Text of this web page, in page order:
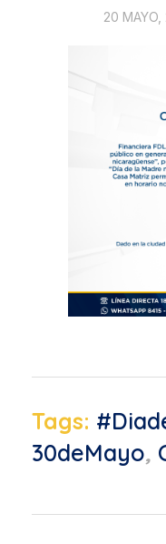
20 MAYO,
Tags:
30deMayo,